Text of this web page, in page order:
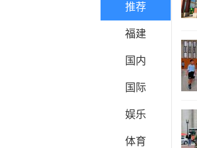
推荐
福建
国内
国际
娱乐
体育